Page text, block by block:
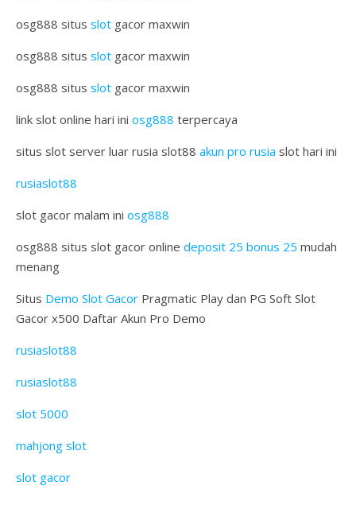
osg888 situs slot gacor maxwin
osg888 situs slot gacor maxwin
osg888 situs slot gacor maxwin
link slot online hari ini osg888 terpercaya
situs slot server luar rusia slot88 akun pro rusia slot hari ini
rusiaslot88
slot gacor malam ini osg888
osg888 situs slot gacor online deposit 25 bonus 25 mudah
menang
Situs Demo Slot Gacor Pragmatic Play dan PG Soft Slot
Gacor x500 Daftar Akun Pro Demo
rusiaslot88
rusiaslot88
slot 5000
mahjong slot
slot gacor